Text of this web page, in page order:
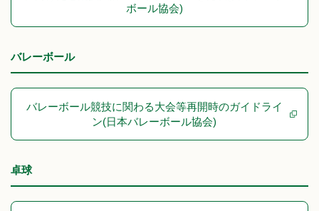
ボール協会)
バレーボール
バレーボール競技に関わる大会等再開時のガイドライ
ン(日本バレーボール協会)
卓球